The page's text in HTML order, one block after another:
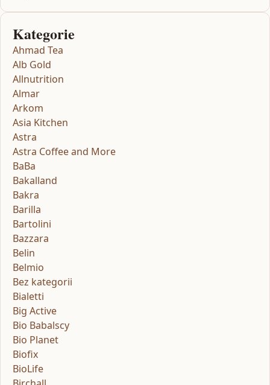
Kategorie
Ahmad Tea
Alb Gold
Allnutrition
Almar
Arkom
Asia Kitchen
Astra
Astra Coffee and More
BaBa
Bakalland
Bakra
Barilla
Bartolini
Bazzara
Belin
Belmio
Bez kategorii
Bialetti
Big Active
Bio Babalscy
Bio Planet
Biofix
BioLife